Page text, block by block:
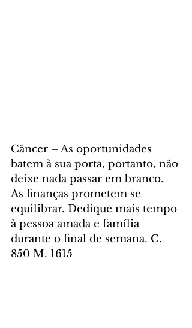
Câncer – As oportunidades
batem à sua porta, portanto, não
deixe nada passar em branco.
As finanças prometem se
equilibrar. Dedique mais tempo
à pessoa amada e família
durante o final de semana. C.
850 M. 1615